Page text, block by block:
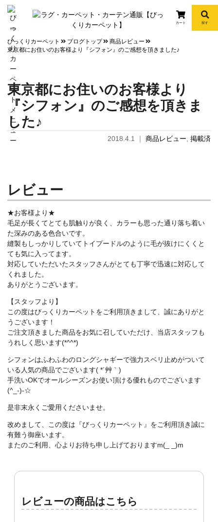
info
カート 探す
びっくりカーペット ブログトップ
商品レビュー
東京都にお住いのお客様より『シフォン』のご感想を頂きました♪
東京都にお住いのお客様より
『シフォン』のご感想を頂きま
した♪
2018.4.1 ｜ 商品レビュー 掲載済
レビュー
★お客様より★
毛足が長くてとても肌触りが良く、カラーも思った通り落ち着い
た深みのある色合いです。
縫製もしっかりしていてトイプードルのように毛が抜けにくくと
ても気に入ってます。
対応していただいたスタッフさんがとても丁寧で迅速に対応して
くれました。
ありがとうございます。
【スタッフより】
この度はびっくりカーペットをご利用頂きまして、誠にありがと
うございます！
ご注文頂きました商品をお気に召していただけ、当店スタッフも
うれしく思います(*^^*)
シフォンはふわふわのロングシャギーで強力スベリ止めがついて
いる人気の商品でございます( *´艸｀)
手洗いOKでオールシーズンお使い頂ける優れものでございます
(^_-)-☆
是非末永くご愛用くださいませ。
改めまして、この度は『びっくりカーペット』をご利用頂き誠に
有難う御座います。
またのご利用、心よりお待ち申し上げておりますm(_ _)m
レビューの商品はこちら